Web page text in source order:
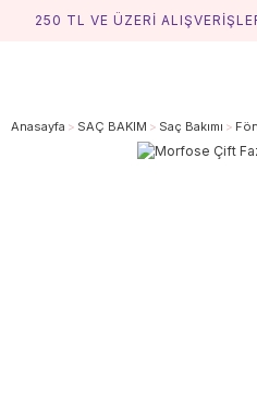
250 TL VE ÜZERİ
Anasayfa SAÇ BAKIM Saç Bakımı